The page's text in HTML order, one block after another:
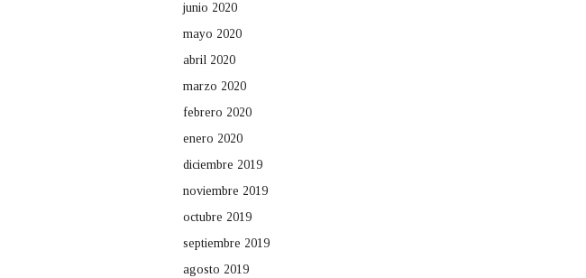
junio 2020
mayo 2020
abril 2020
marzo 2020
febrero 2020
enero 2020
diciembre 2019
noviembre 2019
octubre 2019
septiembre 2019
agosto 2019